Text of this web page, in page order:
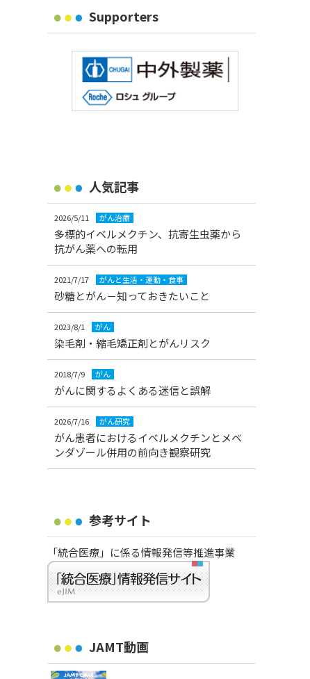
Supporters
人気記事
2026/5/11 がん治療
多標的イベルメクチン、抗寄生虫薬から
抗がん薬への転用
2021/7/17 がんと生活・運動・食事
砂糖とがん－知っておきたいこと
2023/8/1 がん
染毛剤・縮毛矯正剤とがんリスク
2018/7/9 がん
がんに関するよくある迷信と誤解
2026/7/16 がん研究
がん患者におけるイベルメクチンとメベ
ンダゾール併用の前向き観察研究
参考サイト
「統合医療」に係る情報発信等推進事業
JAMT動画